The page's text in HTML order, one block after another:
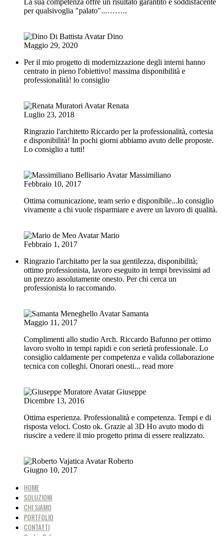
per qualsivoglia "palato"...……..
Dino
Maggio 29, 2020
Per il mio progetto di modernizzazione degli interni hanno
centrato in pieno l'obiettivo! massima disponibilità e
professionalità! lo consiglio
Renata
Luglio 23, 2018
Ringrazio l'architetto Riccardo per la professionalità, cortesia
e disponibilità! In pochi giorni abbiamo avuto delle proposte.
Lo consiglio a tutti!
Massimiliano
Febbraio 10, 2017
Ottima comunicazione, team serio e disponibile...lo consiglio
vivamente a chi vuole risparmiare e avere un lavoro di qualità.
Mario
Febbraio 1, 2017
Ringrazio l'architatto per la sua gentilezza, disponibilità;
ottimo professionista, lavoro eseguito in tempi brevissimi ad
un prezzo assolutamente onesto. Per chi cerca un
professionista lo raccomando.
Samanta
Maggio 11, 2017
Complimenti allo studio Arch. Riccardo Bafunno per ottimo
lavoro svolto in tempi rapidi e con serietà professionale. Lo
consiglio caldamente per competenza e valida collaborazione
tecnica con colleghi. Onorari onesti... read more
Giuseppe
Dicembre 13, 2016
Ottima esperienza. Professionalità e competenza. Tempi e di
risposta veloci. Costo ok. Grazie al 3D Ho avuto modo di
riuscire a vedere il mio progetto prima di essere realizzato.
Roberto
Giugno 10, 2017
HOME
SOLUZIONI
CHI SIAMO
PORTFOLIO
CONTATTI